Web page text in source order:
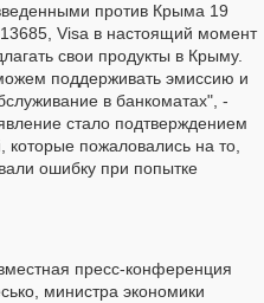
против Крыма 19
Visa в настоящий момент
свои продукты в Крыму.
поддерживать эмиссию и
в банкоматах", -
стало подтверждением
пожаловались на то,
ошибку при попытке
пресс-конференция
министра экономики